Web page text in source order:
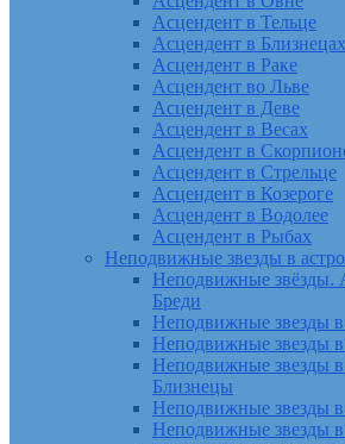
Асцендент в Тельце
Асцендент в Близнецах
Асцендент в Раке
Асцендент во Льве
Асцендент в Деве
Асцендент в Весах
Асцендент в
Асцендент в Стрельце
Асцендент в Козероге
Асцендент в Водолее
Асцендент в Рыбах
Неподвижные звезды в
Неподвижные звёзды.
Бреди
Неподвижные звезды
Неподвижные звезды в
Неподвижные звезды в
Близнецы
Неподвижные звезды в
Неподвижные звезды